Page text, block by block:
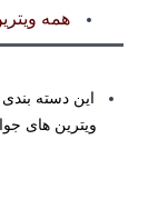
همه
این دسته
ویترین های